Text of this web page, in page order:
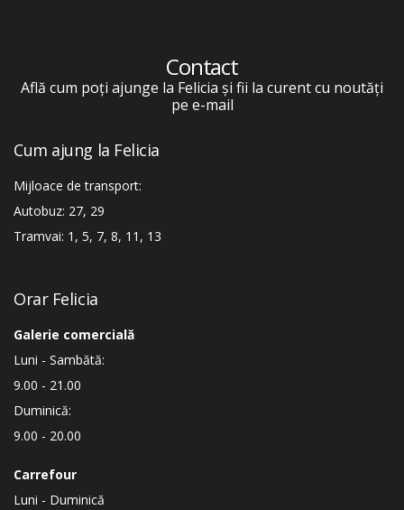
Contact
Află cum poți ajunge la Felicia și fii la curent cu noutăți
pe e-mail
Cum ajung la Felicia
Mijloace de transport:
Autobuz: 27, 29
Tramvai: 1, 5, 7, 8, 11, 13
Orar Felicia
Galerie comercială
Luni - Sambătă:
9.00 - 21.00
Duminică:
9.00 - 20.00
Carrefour
Luni - Duminică